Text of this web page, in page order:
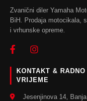
Zvanični diler Yamaha
BiH. Prodaja motocikala,
i vrhunske opreme.
KONTAKT & RADNO
VRIJEME
Jesenjinova 14,